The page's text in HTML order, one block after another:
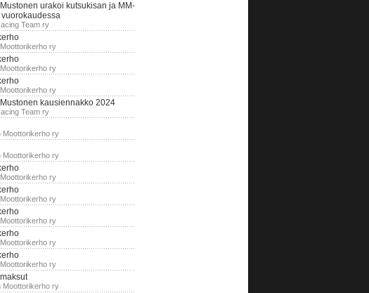
urakoi kutsukisan ja MM-
Team ry
ry
ry
ry
kausiennakko 2024
Team ry
Moottorikerho ry
Moottorikerho ry
ry
ry
ry
ry
ry
Moottorikerho ry